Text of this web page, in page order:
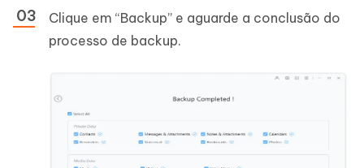
Clique em “Backup” e aguarde a conclusão do
processo de backup.